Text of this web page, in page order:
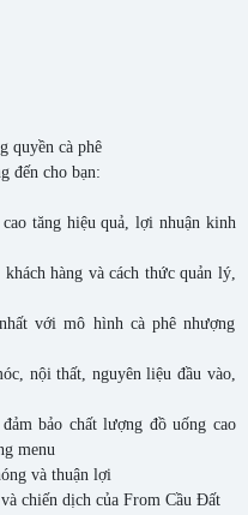
quyền cà phê
đến cho bạn:
tăng hiệu quả, lợi nhuận kinh
hàng và cách thức quản lý,
với mô hình cà phê nhượng
nội thất, nguyên liệu đầu vào,
bảo chất lượng đồ uống cao
menu
và thuận lợi
chiến dịch của From Cầu Đất